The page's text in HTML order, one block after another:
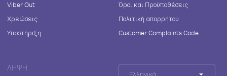
Viber Out
Χρεώσεις
Υποστήριξη
Όροι και Προϋποθέσεις
Πολιτική απορρήτου
Customer Complaints Code
ΛΉΨΗ
Ελληνικά